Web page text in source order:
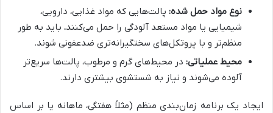
نوع مواد حمل شده: پالت‌هایی که مواد غذایی، دارویی،
شیمیایی یا مواد مستعد آلودگی را حمل می‌کنند، باید به طور
منظم‌تر و با پروتکل‌های سختگیرانه‌تری ضدعفونی شوند.
محیط عملیاتی: در محیط‌های گرم و مرطوب، پالت‌ها سریع‌تر
آلوده می‌شوند و نیاز به شستشوی بیشتری دارند.
ایجاد یک برنامه زمان‌بندی منظم (مثلاً هفتگی، ماهانه یا بر اساس